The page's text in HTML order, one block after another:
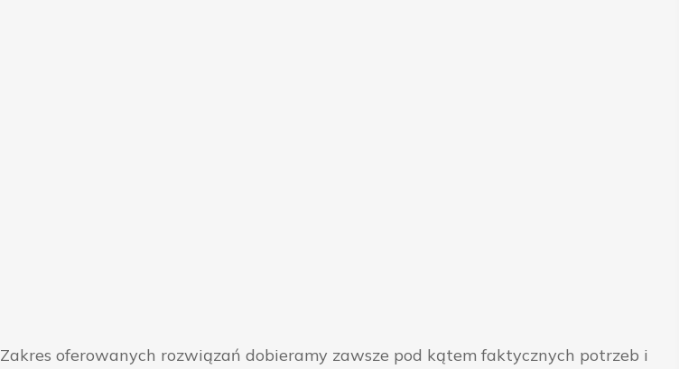
oferowanych rozwiązań dobieramy zawsze pod kątem faktycznych potrzeb i